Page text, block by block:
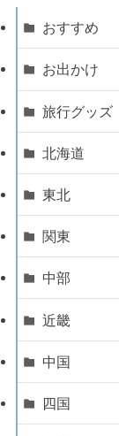
おすすめ
お出かけ
旅行グッズ
北海道
東北
関東
中部
近畿
中国
四国